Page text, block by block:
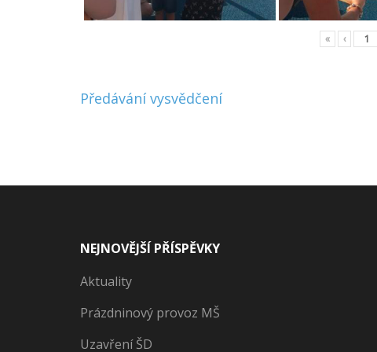
« ‹
Navigace
Předávání vysvědčení
NEJNOVĚJŠÍ PŘÍSPĚVKY
Aktuality
Prázdninový provoz MŠ
Uzavření ŠD